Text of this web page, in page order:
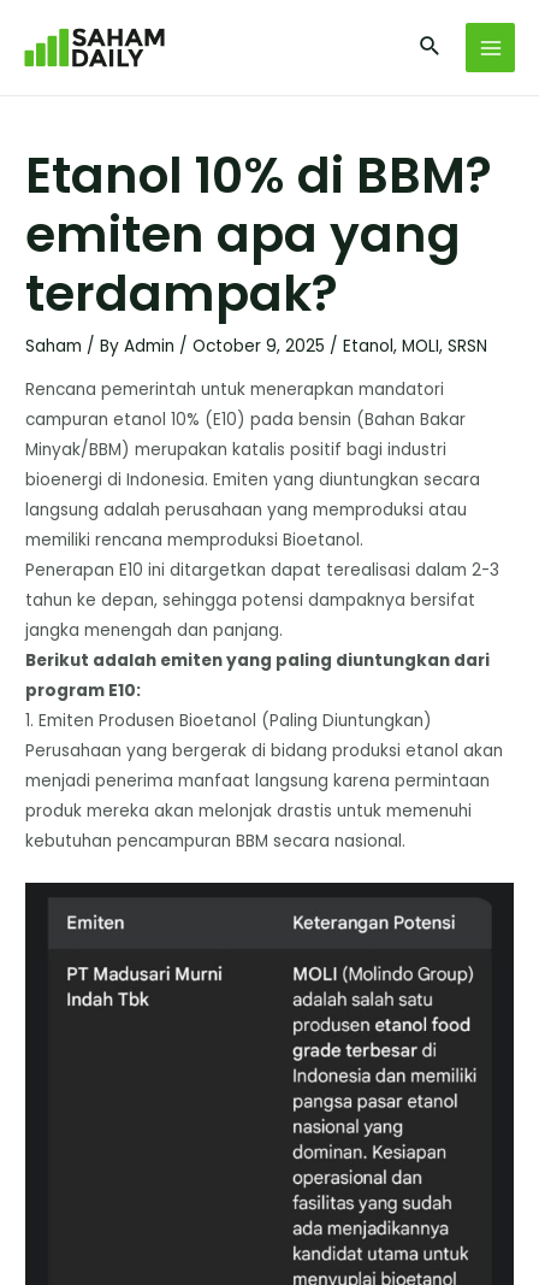
Etanol 10% di BBM?
emiten apa yang
terdampak?
Saham / ByAdmin /October 9, 2025 /Etanol,MOLI,SRSN
Rencana pemerintah untuk menerapkan mandatori
campuran etanol 10% (E10) pada bensin (Bahan Bakar
Minyak/BBM) merupakan katalis positif bagi industri
bioenergi di Indonesia. Emiten yang diuntungkan secara
langsung adalah perusahaan yang memproduksi atau
memiliki rencana memproduksi Bioetanol.
​Penerapan E10 ini ditargetkan dapat terealisasi dalam 2-3
tahun ke depan, sehingga potensi dampaknya bersifat
jangka menengah dan panjang.
​Berikut adalah emiten yang paling diuntungkan dari
program E10:
​1. Emiten Produsen Bioetanol (Paling Diuntungkan)
​Perusahaan yang bergerak di bidang produksi etanol akan
menjadi penerima manfaat langsung karena permintaan
produk mereka akan melonjak drastis untuk memenuhi
kebutuhan pencampuran BBM secara nasional.